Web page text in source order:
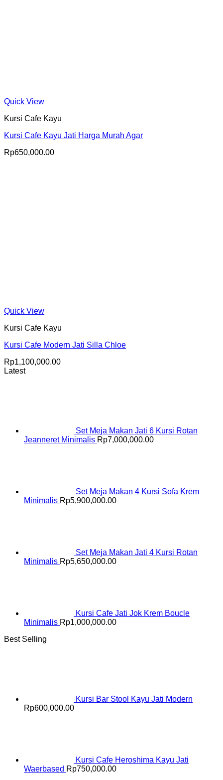
Quick View
Kursi Cafe Kayu
Kursi Cafe Kayu Jati Harga Murah Agar
Rp650,000.00
Quick View
Kursi Cafe Kayu
Kursi Cafe Modern Jati Silla Chloe
Rp1,100,000.00
Latest
Set Meja Makan Jati 6 Kursi Rotan
Jeanneret Minimalis Rp7,000,000.00
Set Meja Makan 4 Kursi Sofa Krem
Minimalis Rp5,900,000.00
Set Meja Makan Jati 4 Kursi Rotan
Minimalis Rp5,650,000.00
Kursi Cafe Jati Jok Krem Boucle
Minimalis Rp1,000,000.00
Best Selling
Kursi Bar Stool Kayu Jati Modern
Rp600,000.00
Kursi Cafe Heroshima Kayu Jati
Waerbased Rp750,000.00